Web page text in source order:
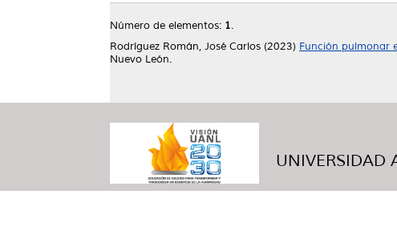
Número de elementos: 1.
Rodríguez Román, José Carlos (2023) Función pulmonar
Nuevo León.
UNIVERSIDAD